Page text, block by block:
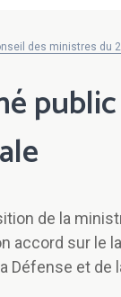
des ministres du
de la
accord sur le
Défense et de